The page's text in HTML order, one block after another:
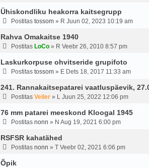
Ühiskondliku heakorra kaitsegrupp
Postitas tossom » R Juun 02, 2023 10:19 am
Rahva Omakaitse 1940
Postitas LoCo » R Veebr 26, 2010 8:57 pm
Laskurkorpuse ohvitseride grupifoto
Postitas tossom » E Dets 18, 2017 11:33 am
241. Rannakaitsepatarei vaatluspäevik,
Postitas Veiler » L Juun 25, 2022 12:06 pm
76 mm patarei meeskond Kloogal 1945
Postitas nonn » N Aug 19, 2021 6:00 pm
RSFSR kahatähed
Postitas nonn » T Veebr 02, 2021 6:06 pm
Õpik